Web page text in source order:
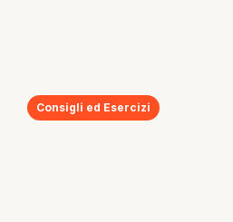
Consigli ed Esercizi